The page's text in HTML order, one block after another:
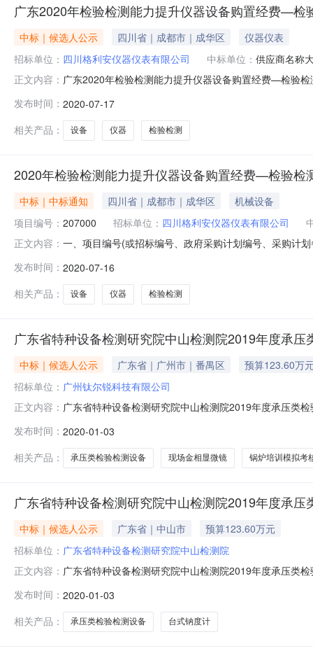
广东2020年检验检测能力提升仪器设备购置经费—
中标｜候选人公示 四川省｜成都市｜成华区
仪器仪表
招标单位： 四川格利安仪器仪表有限公司 中标单位： 供应商名称
正文内容： 广东2020年检验检测能力提升仪器设备购置经费—检验
告。一、项目编号（或招标编号、政府采购计划编号、
三、中标（成
发布时间： 2020-07-17
相关产品：
设备 仪器 检验检测
2020年检验检测能力提升仪器设备购置经费—检验检
中标｜中标通知 四川省｜成都市｜成华区
机械设备
项目编号： 207000 招标单位： 四川格利安仪器仪表有限公司
正文内容： 一、项目编号(或招标编号、政府采购计划编号、采购计
1移动式压力容器充装实操考核设备铭达MD-RLPGC-
发布时间： 2020-07-16
相关产品：
设备 仪器 检验检测
广东省特种设备检测研究院中山检测院2019年度承
中标｜候选人公示 广东省｜广州市｜番禺区
预算123.60万
招标单位： 广州钛尔锐科技有限公司
正文内容： 广东省特种设备检测研究院中山检测院2019年度承压类
标（成交）结果公告如下：一、采购项目编号：
发布时间： 2020-01-03
相关产品：
承压类检验检测设备 现场金相显微镜 锅炉培训模拟考
广东省特种设备检测研究院中山检测院2019年度承压
中标｜候选人公示 广东省｜中山市
预算123.60万元
招标单位： 广东省特种设备检测研究院中山检测院
正文内容： 广东省特种设备检测研究院中山检测院2019年度承压类
仪表;X射线仪器;其他通用分析仪器;储运设备;公告信息
发布时间： 2020-01-03
相关产品：
承压类检验检测设备 台式钠度计